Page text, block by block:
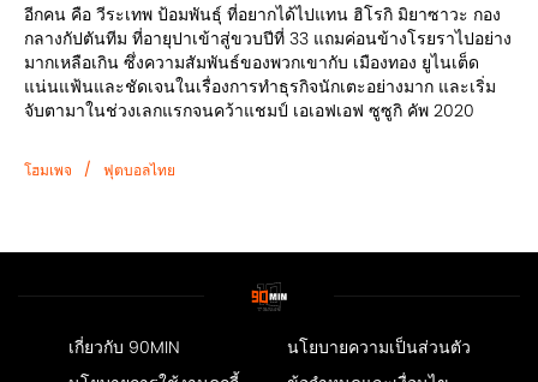
อีกคน คือ วีระเทพ ป้อมพันธุ์ ที่อยากได้ไปแทน ฮิโรกิ มิยาซาวะ กอง
กลางกัปตันทีม ที่อายุปาเข้าสู่ขวบปีที่ 33 แถมค่อนข้างโรยราไปอย่าง
มากเหลือเกิน ซึ่งความสัมพันธ์ของพวกเขากับ เมืองทอง ยูไนเต็ด
แน่นแฟ้นและชัดเจนในเรื่องการทำธุรกิจนักเตะอย่างมาก และเริ่ม
จับตามาในช่วงเลกแรกจนคว้าแชมป์ เอเอฟเอฟ ซูซูกิ คัพ 2020
โฮมเพจ / ฟุตบอลไทย
เกี่ยวกับ 90MIN
นโยบายความเป็นส่วนตัว